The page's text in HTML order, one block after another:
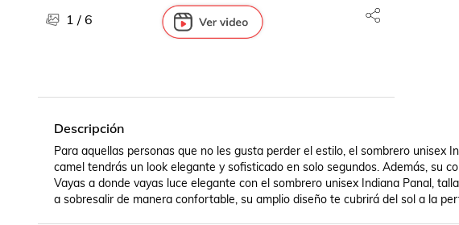
1 / 6
Descripción
Para aquellas personas que no les gusta perder el estilo, el sombrero
camel tendrás un look elegante y sofisticado en solo segundos. Además, su
Vayas a donde vayas luce elegante con el sombrero unisex Indiana Panal,
a sobresalir de manera confortable, su amplio diseño te cubrirá del sol a la